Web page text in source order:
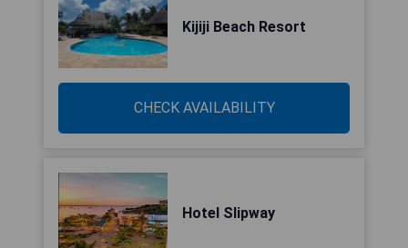
Kijiji Beach Resort
CHECK AVAILABILITY
Hotel Slipway